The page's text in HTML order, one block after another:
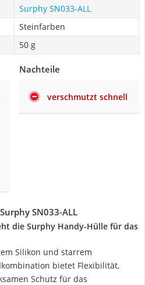
Surphy SN033-ALL
Steinfarben
50 g
Nachteile
verschmutzt schnell
SN033-ALL
die Surphy Handy-Hülle für das
Silikon und starrem
bietet Flexibilität,
Schutz für das